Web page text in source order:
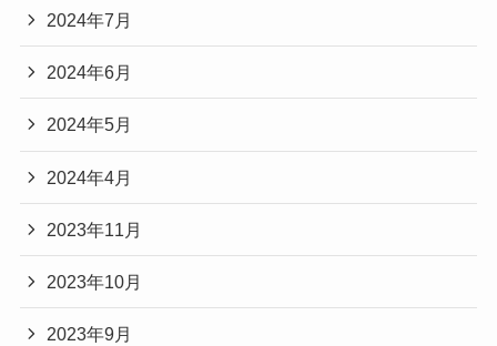
2024年7月
2024年6月
2024年5月
2024年4月
2023年11月
2023年10月
2023年9月